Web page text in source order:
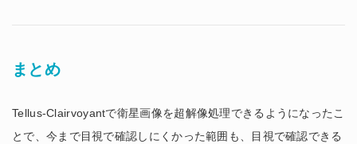
まとめ
Tellus-Clairvoyantで衛星画像を超解像処理できるようになったこ
とで、今まで目視で確認しにくかった範囲も、目視で確認できる